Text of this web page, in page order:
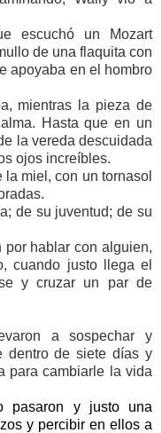
escuchó un Mozart
de una flaquita con
apoyaba en el hombro
mientras la pieza de
Hasta que en un
la vereda descuidada
ojos increíbles.
miel, con un tornasol
de su juventud; de su
hablar con alguien,
cuando justo llega el
y cruzar un par de
a sospechar y
dentro de siete días y
para cambiarle la vida
pasaron y justo una
y percibir en ellos a